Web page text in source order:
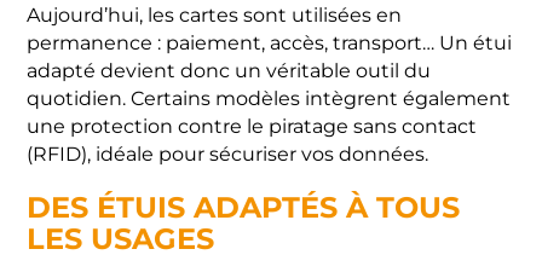
Aujourd’hui, les cartes sont utilisées en
permanence : paiement, accès, transport… Un étui
adapté devient donc un véritable outil du
quotidien. Certains modèles intègrent également
une protection contre le piratage sans contact
(RFID), idéale pour sécuriser vos données.
DES ÉTUIS ADAPTÉS À TOUS
LES USAGES